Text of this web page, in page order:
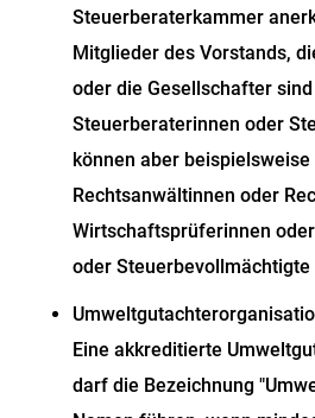
Steuerberaterkammer
Mitglieder des Vorstands,
oder die Gesellschafter
Steuerberaterinnen oder
können aber beispielsweise
Rechtsanwältinnen oder
Wirtschaftsprüferinnen
oder Steuerbevollmächtigte
Eine akkreditierte
darf die Bezeichnung